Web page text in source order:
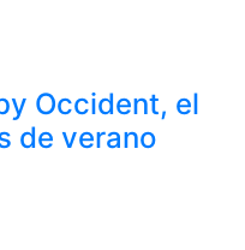
Occident, el
de verano